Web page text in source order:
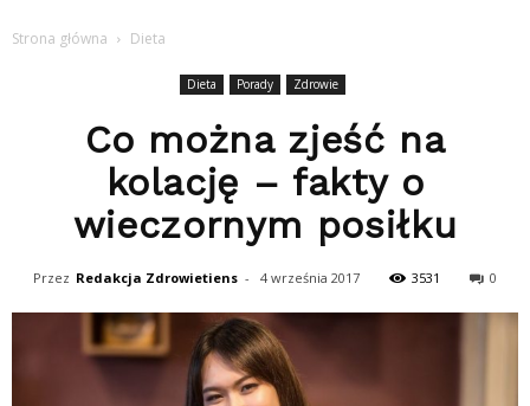
Strona główna Dieta
Dieta Porady Zdrowie
Co można zjeść na
kolację – fakty o
wieczornym posiłku
Przez Redakcja Zdrowietiens - 4 września 2017 3531 0